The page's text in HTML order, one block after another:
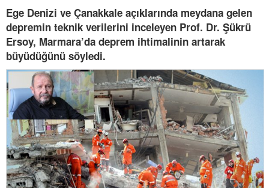
Ege Denizi ve Çanakkale açıklarında meydana gelen
depremin teknik verilerini inceleyen Prof. Dr. Şükrü
Ersoy, Marmara’da deprem ihtimalinin artarak
büyüdüğünü söyledi.